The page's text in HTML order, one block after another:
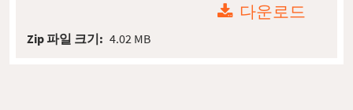
다운로드
Zip 파일 크기: 4.02 MB